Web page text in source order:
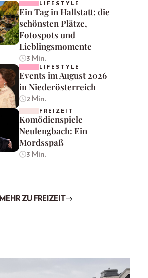
LIFESTYLE
Ein Tag in Hallstatt: die
schönsten Plätze,
Fotospots und
Lieblingsmomente
3 Min.
LIFESTYLE
Events im August 2026
in Niederösterreich
2 Min.
FREIZEIT
Komödienspiele
Neulengbach: Ein
Mordsspaß
3 Min.
MEHR ZU FREIZEIT